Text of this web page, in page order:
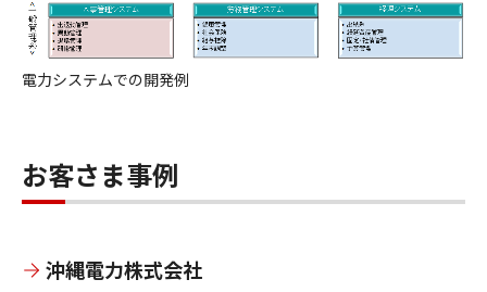
電力システムでの開発例
お客さま事例
沖縄電力株式会社